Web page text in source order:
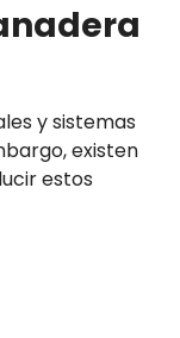
y sistemas
existen
estos